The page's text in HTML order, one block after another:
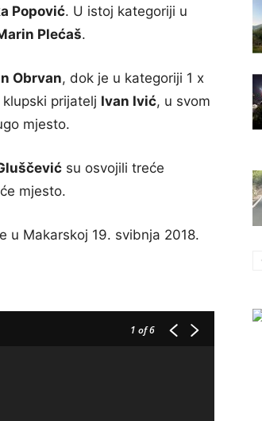
Popović. U istoj kategoriji u
Plećaš.
Obrvan, dok je u kategoriji 1 x
prijatelj Ivan Ivić, u svom
mjesto.
su osvojili treće
mjesto.
u Makarskoj 19. svibnja 2018.
1 of 6